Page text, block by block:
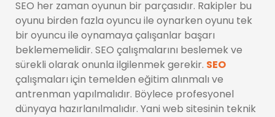
SEO her zaman oyunun bir parçasıdır. Rakipler bu
oyunu birden fazla oyuncu ile oynarken oyunu tek
bir oyuncu ile oynamaya çalışanlar başarı
beklememelidir. SEO çalışmalarını beslemek ve
sürekli olarak onunla ilgilenmek gerekir. SEO
çalışmaları için temelden eğitim alınmalı ve
antrenman yapılmalıdır. Böylece profesyonel
dünyaya hazırlanılmalıdır. Yani web sitesinin teknik